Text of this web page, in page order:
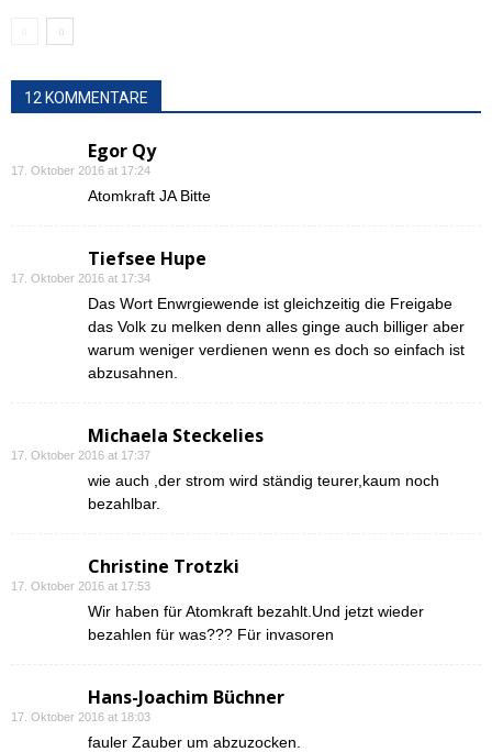
12 KOMMENTARE
Egor Qy
17. Oktober 2016 at 17:24
Atomkraft JA Bitte
Tiefsee Hupe
17. Oktober 2016 at 17:34
Das Wort Enwrgiewende ist gleichzeitig die Freigabe
das Volk zu melken denn alles ginge auch billiger aber
warum weniger verdienen wenn es doch so einfach ist
abzusahnen.
Michaela Steckelies
17. Oktober 2016 at 17:37
wie auch ,der strom wird ständig teurer,kaum noch
bezahlbar.
Christine Trotzki
17. Oktober 2016 at 17:53
Wir haben für Atomkraft bezahlt.Und jetzt wieder
bezahlen für was??? Für invasoren
Hans-Joachim Büchner
17. Oktober 2016 at 18:03
fauler Zauber um abzuzocken.